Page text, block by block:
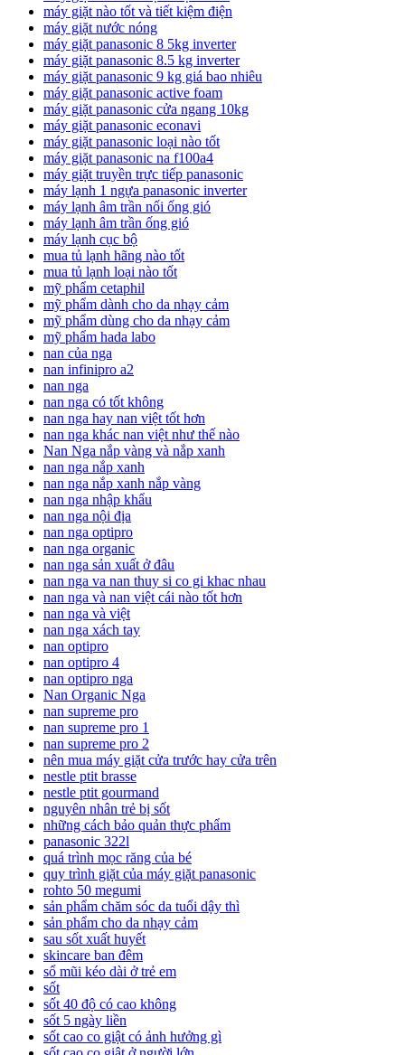
máy giặt nào tốt và tiết kiệm điện
máy giặt nước nóng
máy giặt panasonic 8 5kg inverter
máy giặt panasonic 8.5 kg inverter
máy giặt panasonic 9 kg giá bao nhiêu
máy giặt panasonic active foam
máy giặt panasonic cửa ngang 10kg
máy giặt panasonic econavi
máy giặt panasonic loại nào tốt
máy giặt panasonic na f100a4
máy giặt truyền trực tiếp panasonic
máy lạnh 1 ngựa panasonic inverter
máy lạnh âm trần nối ống gió
máy lạnh âm trần ống gió
máy lạnh cục bộ
mua tủ lạnh hãng nào tốt
mua tủ lạnh loại nào tốt
mỹ phẩm cetaphil
mỹ phẩm dành cho da nhạy cảm
mỹ phẩm dùng cho da nhạy cảm
mỹ phẩm hada labo
nan của nga
nan infinipro a2
nan nga
nan nga có tốt không
nan nga hay nan việt tốt hơn
nan nga khác nan việt như thế nào
Nan Nga nắp vàng và nắp xanh
nan nga nắp xanh
nan nga nắp xanh nắp vàng
nan nga nhập khẩu
nan nga nội địa
nan nga optipro
nan nga organic
nan nga sản xuất ở đâu
nan nga va nan thuy si co gi khac nhau
nan nga và nan việt cái nào tốt hơn
nan nga và việt
nan nga xách tay
nan optipro
nan optipro 4
nan optipro nga
Nan Organic Nga
nan supreme pro
nan supreme pro 1
nan supreme pro 2
nên mua máy giặt cửa trước hay cửa trên
nestle ptit brasse
nestle ptit gourmand
nguyên nhân trẻ bị sốt
những cách bảo quản thực phẩm
panasonic 322l
quá trình mọc răng của bé
quy trình giặt của máy giặt panasonic
rohto 50 megumi
sản phẩm chăm sóc da tuổi dậy thì
sản phẩm cho da nhạy cảm
sau sốt xuất huyết
skincare ban đêm
sổ mũi kéo dài ở trẻ em
sốt
sốt 40 độ có cao không
sốt 5 ngày liền
sốt cao co giật có ảnh hưởng gì